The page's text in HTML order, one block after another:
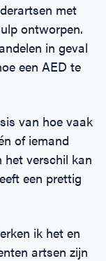
met
ontworpen.
in geval
een AED te
van hoe vaak
of iemand
het verschil kan
een prettig
ik het en
artsen zijn